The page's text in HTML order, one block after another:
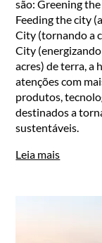
são: Greening
Feeding the city
City (tornando a
City
acres) de terra, a
atenções com
produtos,
destinados a
sustentáveis.
Leia mais